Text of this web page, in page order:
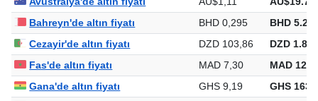
Bahreyn'de altın fiyatı
BHD 0,295
BHD
Cezayir'de altın fiyatı
DZD 103,86
DZD
Fas'de altın fiyatı
MAD 7,30
MAD
Gana'de altın fiyatı
GHS 9,19
GHS